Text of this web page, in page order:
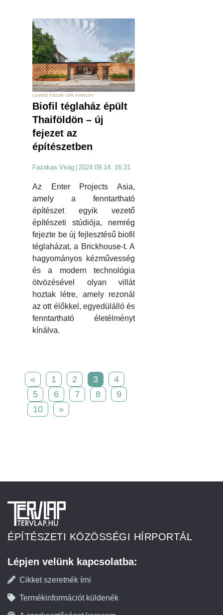
családi házak cikk exkluzív
Biofil téglaház épült
Thaiföldön – új
fejezet az
építészetben
Fazakas Virág 2024.09.14. 16:31
Az Enter Projects Asia,
amely a fenntartható
építészet egyik vezető
építészeti stúdiója, nemrég
fejezte be új fejlesztésű biofil
téglaházat, a Brickhouse-t. A
hagyományos kézművesség
és a modern technológia
ötvözésével olyan villát
hoztak létre, amely rezonál
az ott élőkkel, egyedülálló és
fenntartható életélményt
kínálva.
« 1 2 3
4
5
6 7 8
9
10
»
ÉPÍTÉSZETI KÖZÖSSÉGI HÍRPORTÁL
Lépjen velünk kapcsolatba:
Cikket szeretnék írni
Termékinformációt küldenék